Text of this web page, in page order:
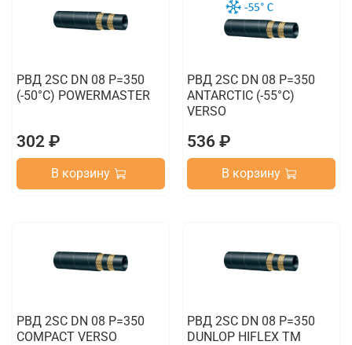
РВД 2SC DN 08 P=350
(-50°C) POWERMASTER
302 ₽
В корзину
РВД 2SC DN 08 P=350
ANTARCTIC (-55°C)
VERSO
536 ₽
В корзину
РВД 2SC DN 08 P=350
COMPACT VERSO
РВД 2SC DN 08 P=350
DUNLOP HIFLEX TM